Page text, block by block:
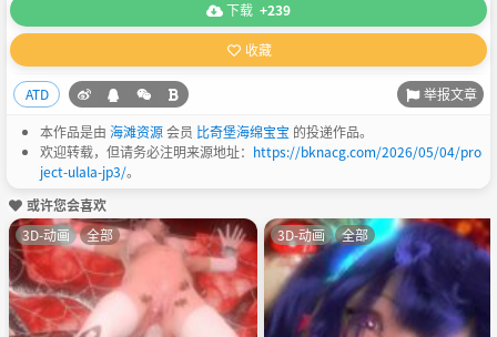
下载 +239
收藏
ATD 举报文章
本作品是由 海滩资源会员 比奇堡海绵宝宝 的投递作品。
欢迎转载，但请务必注明来源地址： https://bknacg.com/2026/05/04/pro
ject-ulala-jp3/。
或许您会喜欢
3D-动画 全部 3D-动画 全部